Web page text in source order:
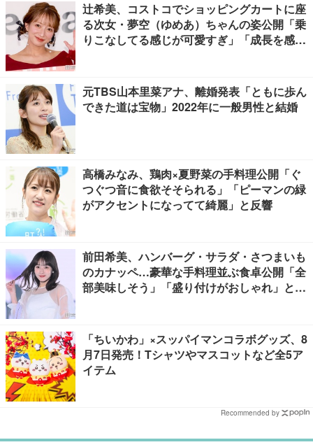
辻希美、コストコでショッピングカートに座
る次女・夢空（ゆめあ）ちゃんの姿公開「乗
りこなしてる感じが可愛すぎ」「成長を感じ
元TBS山本里菜アナ、離婚発表「ともに歩ん
できた道は宝物」2022年に一般男性と結婚
高橋みなみ、鶏肉×夏野菜の手料理公開「ぐ
つぐつ音に食欲そそられる」「ピーマンの緑
がアクセントになってて綺麗」と反響
前田希美、ハンバーグ・サラダ・さつまいも
のカナッペ…豪華な手料理並ぶ食卓公開「全
部美味しそう」「盛り付けがおしゃれ」と絶
「ちいかわ」×スッパイマンコラボグッズ、8
月7日発売！Tシャツやマスコットなど全5ア
イテム
Recommended by